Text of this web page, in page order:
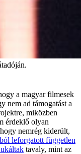
a magyar filmesek
nem ad támogatást a
miközben
érdeklő olyan
nemrég kiderült,
leforgatott független
tavaly, mint az